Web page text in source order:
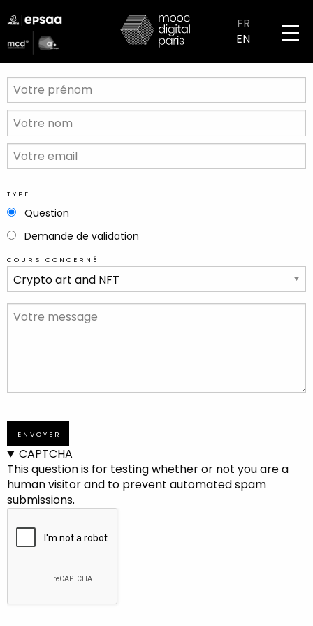
to
main
content
logo
partenaires
mobile
FR
EN
PRÉNOM
NOM
EMAIL
TYPE
Question
Demande de validation
COURS CONCERNÉ
MESSAGE
CAPTCHA
This question is for testing whether or not you are a
human visitor and to prevent automated spam
submissions.